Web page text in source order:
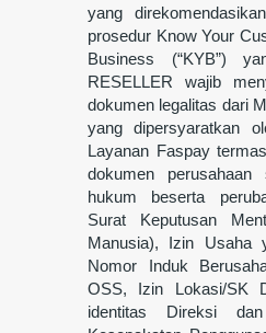
yang
prosedur Know Your
Business (“KYB”)
RESELLER wajib
dokumen legalitas dari
yang dipersyaratkan
Layanan Faspay
dokumen
hukum beserta
Surat Keputusan
Manusia), Izin Usaha
Nomor Induk
OSS, Izin Lokasi/SK
identitas Direksi